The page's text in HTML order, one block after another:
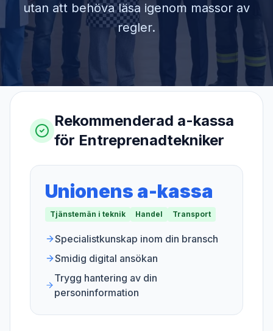
utan att behöva läsa igenom massor av
regler.
Rekommenderad a-kassa
för Entreprenadtekniker
Unionens a-kassa
Tjänstemän i teknik Handel Transport
Specialistkunskap inom din bransch
Smidig digital ansökan
Trygg hantering av din
personinformation